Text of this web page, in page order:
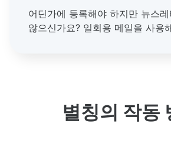
어딘가에 등록해야 하지만 뉴스
않으신가요? 일회용 메일을 사용
별칭의 작동